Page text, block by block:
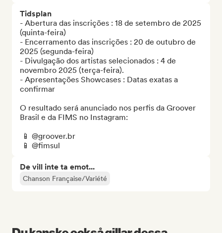
Tidsplan
- Abertura das inscrições : 18 de setembro de 2025
(quinta-feira)
- Encerramento das inscrições : 20 de outubro de
2025 (segunda-feira)
- Divulgação dos artistas selecionados : 4 de
novembro 2025 (terça-feira).
- Apresentações Showcases : Datas exatas a
confirmar
O resultado será anunciado nos perfis da Groover
Brasil e da FIMS no Instagram:
📱 @fimsul
De vill inte ta emot...
Chanson Française/Variété